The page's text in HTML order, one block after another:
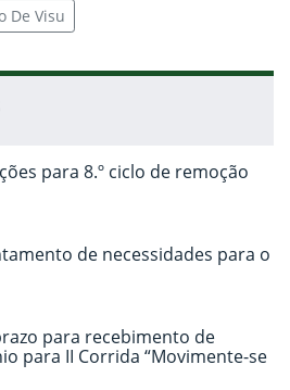
De Visu
para 8.º ciclo de remoção
de necessidades para o
para recebimento de
para II Corrida “Movimente-se